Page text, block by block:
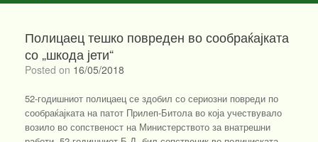
Полицаец тешко повреден во сообраќајката
со „шкода јети“
Posted on 16/05/2018
52-годишниот полицаец се здобил со сериозни повреди по
сообраќајката на патот Прилеп-Битола во која учествувало
возило во сопственост на Министерството за внатрешни